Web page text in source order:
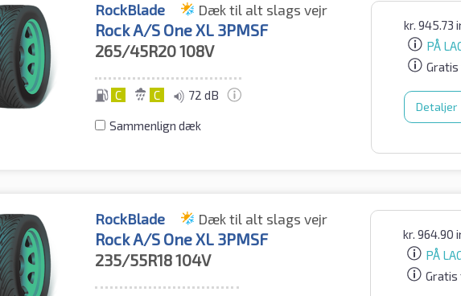
RockBlade Dæk til alt slags vejr
Rock A/S One XL 3PMSF
265/45R20108V
C C 72 dB
Sammenlign dæk
kr. 945.73
PÅ
Detaljer
RockBlade Dæk til alt slags vejr
Rock A/S One XL 3PMSF
235/55R18104V
kr. 964.90
PÅ